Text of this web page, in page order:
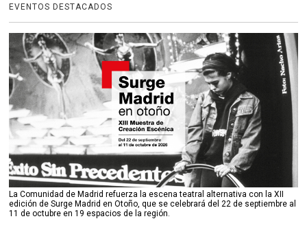
EVENTOS DESTACADOS
La Comunidad de Madrid refuerza la escena teatral alternativa con la XII
edición de Surge Madrid en Otoño, que se celebrará del 22 de septiembre al
11 de octubre en 19 espacios de la región.